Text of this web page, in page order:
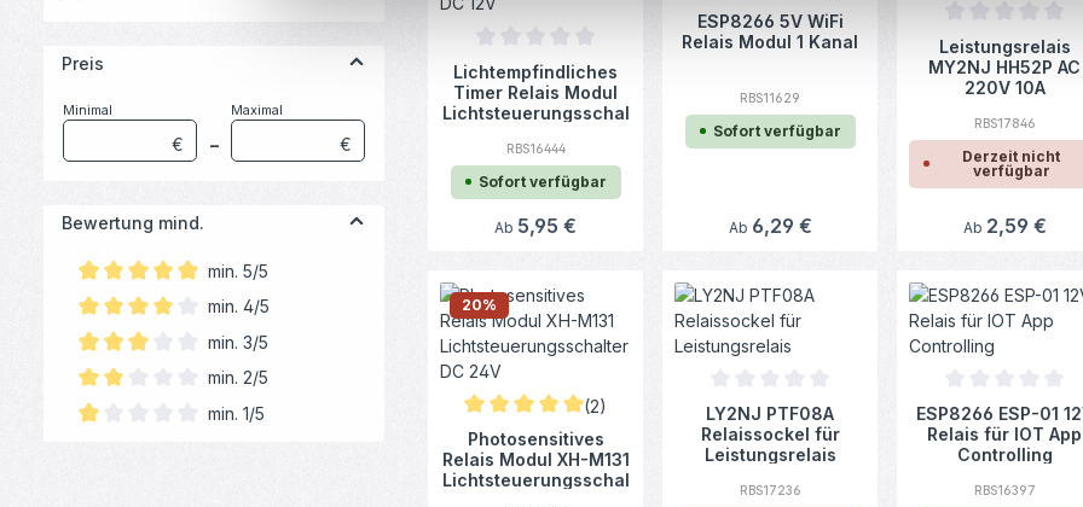
Preis
Minimal
€ –
Maximal
€
Bewertung mind.
Filter hinzufügen: Minimum Bewertung von 5 von 5 Sternen
min. 5/5
Filter hinzufügen: Minimum Bewertung von 4 von 5 Sternen
min. 4/5
Filter hinzufügen: Minimum Bewertung von 3 von 5 Sternen
min. 3/5
Filter hinzufügen: Minimum Bewertung von 2 von 5 Sternen
min. 2/5
Filter hinzufügen: Minimum Bewertung von 1 von 5 Sternen
min. 1/5
Durchschnittliche Bewertung von 0 von 5 Sternen
Lichtempfindliches
Timer Relais Modul
Lichtsteuerungsschal
RBS16444
Sofort verfügbar
Regulärer Preis:
Ab 5,95 €
Durchschnittliche Bewertung von 5 von 5 Sternen
ESP8266 5V WiFi
Relais Modul 1 Kanal
RBS11629
Sofort verfügbar
Regulärer Preis:
Ab 6,29 €
Leistungsrelais
MY2NJ HH52P AC
220V 10A
RBS17846
Derzeit nicht
verfügbar
Regulärer Preis:
Ab 2,59 €
20%
Durchschnittliche Bewertung von 5 von 5 Sternen
(2)
Photosensitives
Relais Modul XH-M131
Lichtsteuerungsschal
Durchschnittliche Bewertung von 0 von 5
LY2NJ PTF08A
Relaissockel für
Leistungsrelais
RBS17236
ESP8266 ESP-01
Relais für IOT App
Controlling
RBS16397